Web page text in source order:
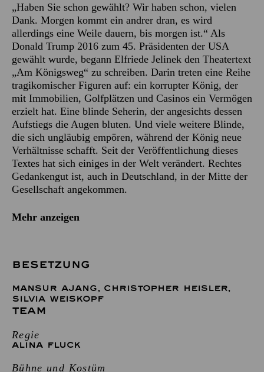
„Haben Sie schon gewählt? Wir haben schon, vielen
Dank. Morgen kommt ein andrer dran, es wird
allerdings eine Weile dauern, bis morgen ist.“ Als
Donald Trump 2016 zum 45. Präsidenten der USA
gewählt wurde, begann Elfriede Jelinek den Theatertext
„Am Königsweg“ zu schreiben. Darin treten eine Reihe
tragikomischer Figuren auf: ein korrupter König, der
mit Immobilien, Golfplätzen und Casinos ein Vermögen
erzielt hat. Eine blinde Seherin, der angesichts dessen
Aufstiegs die Augen bluten. Und viele weitere Blinde,
die sich ungläubig empören, während der König neue
Verhältnisse schafft. Seit der Veröffentlichung dieses
Textes hat sich einiges in der Welt verändert. Rechtes
Gedankengut ist, auch in Deutschland, in der Mitte der
Gesellschaft angekommen.
Mehr anzeigen
BESETZUNG
MANSUR AJANG, CHRISTOPHER HEISLER,
SILVIA WEISKOPF
TEAM
Regie
ALINA FLUCK
Bühne und Kostüm